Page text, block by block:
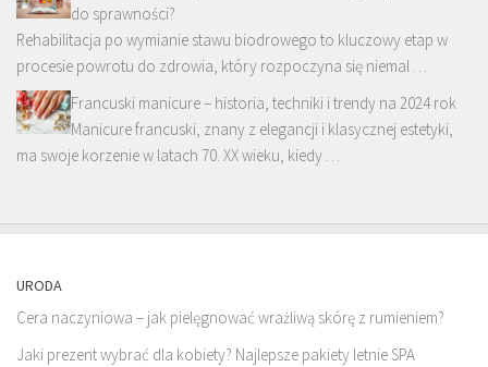
do sprawności?
Rehabilitacja po wymianie stawu biodrowego to kluczowy etap w
procesie powrotu do zdrowia, który rozpoczyna się niemal …
Francuski manicure – historia, techniki i trendy na 2024 rok
Manicure francuski, znany z elegancji i klasycznej estetyki,
ma swoje korzenie w latach 70. XX wieku, kiedy …
URODA
Cera naczyniowa – jak pielęgnować wrażliwą skórę z rumieniem?
Jaki prezent wybrać dla kobiety? Najlepsze pakiety letnie SPA